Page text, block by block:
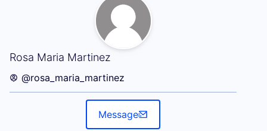
Rosa Maria Martinez
Le mie attività (Rosa Maria Martinez)
@rosa_maria_martinez
Message